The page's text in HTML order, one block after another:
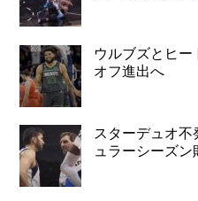
ウルブズとヒー
オフ進出へ
スターデュオ
ュラーシーズン